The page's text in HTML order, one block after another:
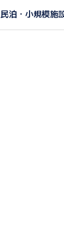
民泊・小規模施